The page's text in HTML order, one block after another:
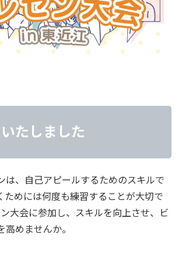
たしました
は、自己アピールするためのスキルで
ためには何度も練習することが大切で
大会に参加し、スキルを向上させ、ビ
めませんか。